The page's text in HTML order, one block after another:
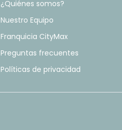
¿Quiénes somos?
Nuestro Equipo
Franquicia CityMax
Preguntas frecuentes
Políticas de privacidad